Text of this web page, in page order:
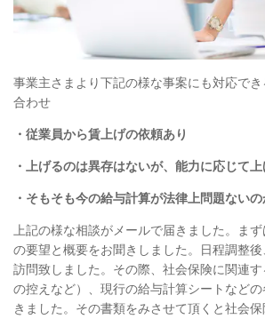
事業主さまより下記の様な事案にも対応で
合わせ
・従業員から賃上げの依頼あり
・上げるのは異存はないが、能力に応じて上
・そもそも今の給与計算が法律上問題ないの
上記の様な相談がメールで届きました。ま
の要望と概要をお聞きしました。日程調整
訪問致しました。その際、社会保険に関連
の控えなど）、現行の給与計算シートなど
きました。その書類をみさせて頂くと社会